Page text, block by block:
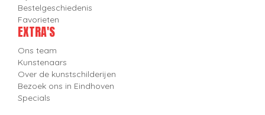
Bestelgeschiedenis
Favorieten
EXTRA'S
Ons team
Kunstenaars
Over de kunstschilderijen
Bezoek ons in Eindhoven
Specials